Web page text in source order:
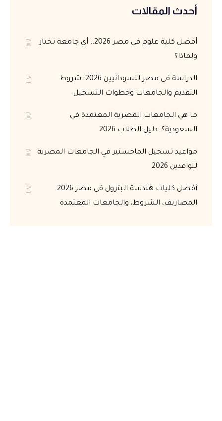
أحدث المقالات
أفضل كلية علوم في مصر 2026.. أي جامعة تختار
ولماذا؟
الدراسة في مصر للسودانيين 2026: شروط
التقديم والجامعات وخطوات التسجيل
ما هي الجامعات المصرية المعتمدة في
السعودية؟: دليل الطلاب 2026
مواعيد تسجيل الماجستير في الجامعات المصرية
للوافدين 2026
أفضل كليات هندسة البترول في مصر 2026:
المصاريف، الشروط، والجامعات المعتمدة